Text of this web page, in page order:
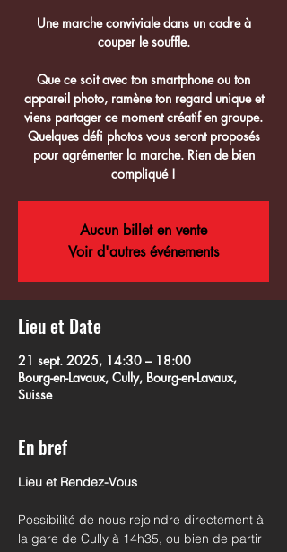
Une marche conviviale dans un cadre à
couper le souffle.
Que ce soit avec ton smartphone ou ton
appareil photo, ramène ton regard unique et
viens partager ce moment créatif en groupe.
Quelques défi photos vous seront proposés
pour agrémenter la marche. Rien de bien
compliqué !
Aucun billet en vente
Voir d'autres événements
Lieu et Date
21 sept. 2025, 14:30 – 18:00
Bourg-en-Lavaux, Cully, Bourg-en-Lavaux,
Suisse
En bref
Lieu et Rendez-Vous
Possibilité de nous rejoindre directement à
la gare de Cully à 14h35, ou bien de partir